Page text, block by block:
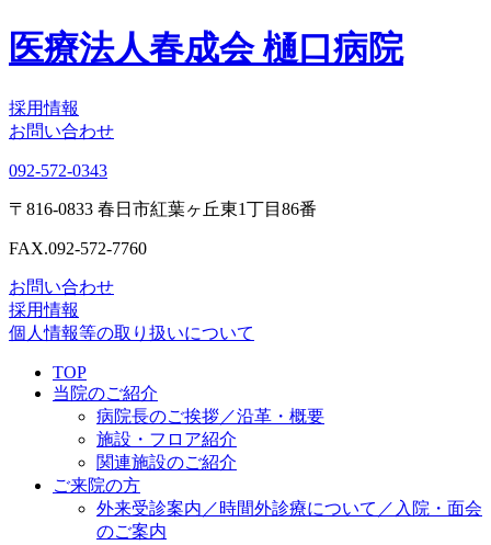
医療法人春成会 樋口病院
採用情報
お問い合わせ
092-572-0343
〒816-0833 春日市紅葉ヶ丘東1丁目86番
FAX.092-572-7760
お問い合わせ
採用情報
個人情報等の取り扱いについて
TOP
当院のご紹介
病院長のご挨拶／沿革・概要
施設・フロア紹介
関連施設のご紹介
ご来院の方
外来受診案内／時間外診療について／入院・面会
のご案内